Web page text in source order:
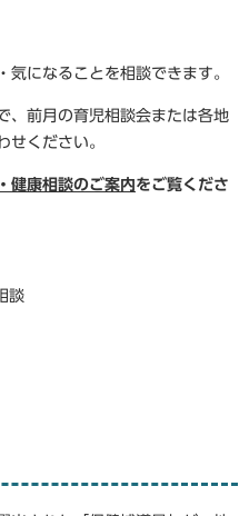
になることを相談できます。
、前月の育児相談会または各地
せください。
健康相談のご案内 をご覧くださ
談